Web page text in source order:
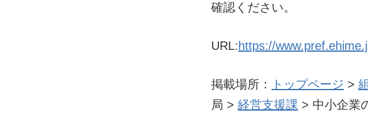
確認ください。
URL: https://
掲載場所： トップページ >
局 > 経営支援課 > 中小企業